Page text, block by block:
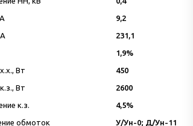
9,2
231,1
1,9%
Вт 450
Вт 2600
к.з. 4,5%
обмоток У/Ун-0; Д/Ун-11